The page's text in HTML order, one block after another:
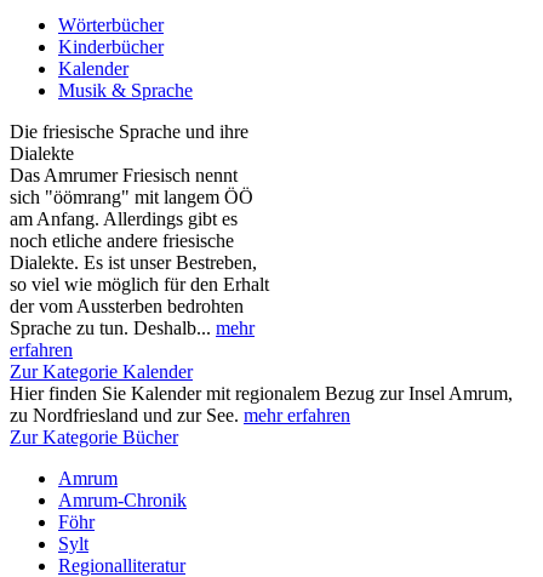
Wörterbücher
Kinderbücher
Kalender
Musik & Sprache
Die friesische Sprache und ihre
Dialekte
Das Amrumer Friesisch nennt
sich "öömrang" mit langem ÖÖ
am Anfang. Allerdings gibt es
noch etliche andere friesische
Dialekte. Es ist unser Bestreben,
so viel wie möglich für den Erhalt
der vom Aussterben bedrohten
Sprache zu tun. Deshalb... mehr
erfahren
Zur Kategorie Kalender
Hier finden Sie Kalender mit regionalem Bezug zur Insel Amrum,
zu Nordfriesland und zur See. mehr erfahren
Zur Kategorie Bücher
Amrum
Amrum-Chronik
Föhr
Sylt
Regionalliteratur